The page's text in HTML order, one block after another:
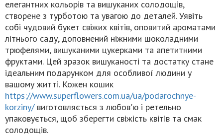
елегантних кольорів та вишуканих солодощів,
створене з турботою та увагою до деталей. Уявіть
собі чудовий букет свіжих квітів, оповитий ароматами
літнього саду, доповнений ніжними шоколадними
трюфелями, вишуканими цукерками та апетитними
фруктами. Цей зразок вишуканості та достатку стане
ідеальним подарунком для особливої людини у
вашому житті. Кожен кошик
https://www.superflowers.com.ua/ua/podarochnye-
korziny/виготовляється з любов'ю і ретельно
упаковується, щоб зберегти свіжість квітів та смак
солодощів.